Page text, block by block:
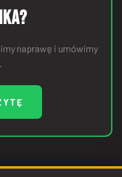
naprawę i umówimy